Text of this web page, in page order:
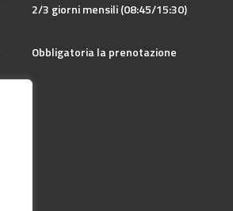
2/3 giorni mensili (08:45/15:30)
Obbligatoria la prenotazione